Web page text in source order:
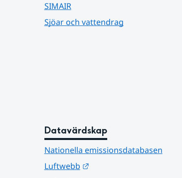
SIMAIR
Sjöar och vattendrag
Datavärdskap
Nationella emissionsdatabasen
Luftwebb
Länk till annan webbplats.